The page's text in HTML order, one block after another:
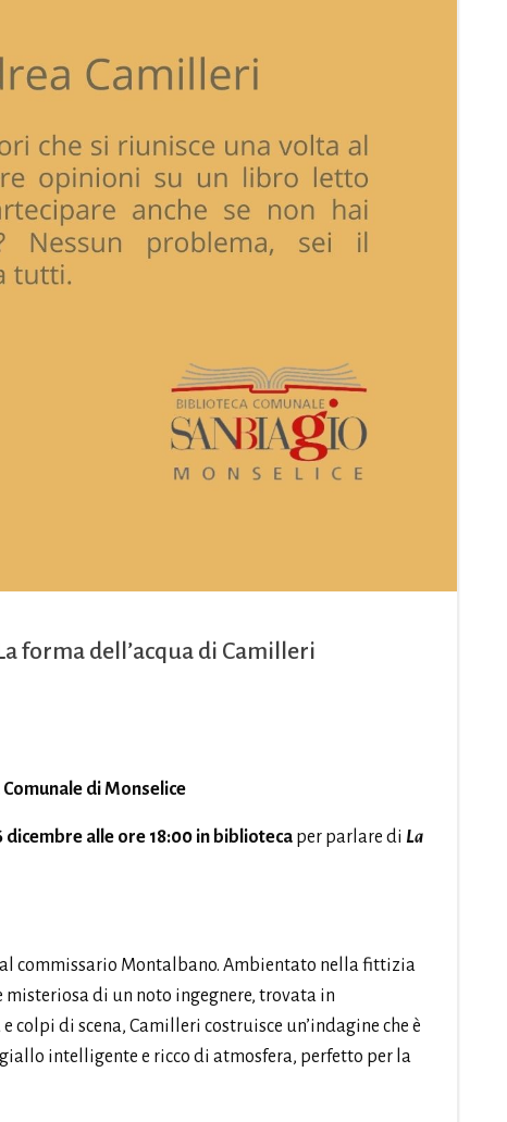
forma dell’acqua di Camilleri
di Monselice
dicembre alle ore 18:00 in biblioteca per parlare di La
commissario Montalbano. Ambientato nella fittizia
di un noto ingegnere, trovata in
di scena, Camilleri costruisce un’indagine che è
intelligente e ricco di atmosfera, perfetto per la